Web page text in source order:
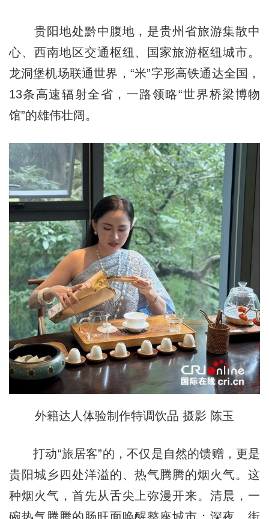
贵阳地处黔中腹地，是贵州省旅游集散中
心、西南地区交通枢纽、国家旅游枢纽城市。
龙洞堡机场联通世界，“米”字形高铁通达全国，
13条高速辐射全省，一路领略“世界桥梁博物
馆”的雄伟壮阔。
外籍达人体验制作特调饮品 摄影 陈玉
打动“旅居客”的，不仅是自然的馈赠，更是
贵阳城乡四处洋溢的、热气腾腾的烟火气。这
种烟火气，首先从舌尖上弥漫开来。清晨，一